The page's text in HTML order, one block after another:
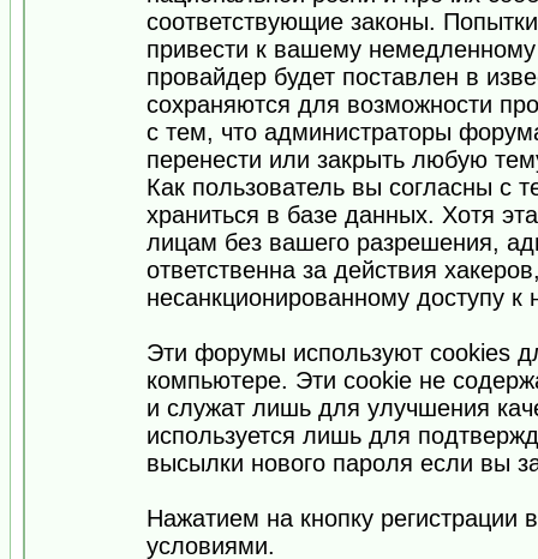
соответствующие законы.
привести к вашему
провайдер будет поставлен в
сохраняются для возможности
с тем, что администраторы
перенести или закрыть любую
Как пользователь вы согласны с
храниться в базе данных. Хотя
лицам без вашего разрешения,
ответственна за действия
несанкционированному доступу к
Эти форумы используют cookies
компьютере. Эти cookie не
и служат лишь для улучшения
используется лишь для
высылки нового пароля если вы
Нажатием на кнопку регистрации
условиями.